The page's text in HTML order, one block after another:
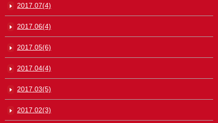
2017.07(4)
2017.06(4)
2017.05(6)
2017.04(4)
2017.03(5)
2017.02(3)